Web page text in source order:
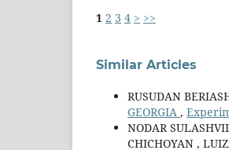
1 2 3 4 > >>
Similar Articles
RUSUDAN
GEORGIA ,
NODAR
CHICHOYAN ,